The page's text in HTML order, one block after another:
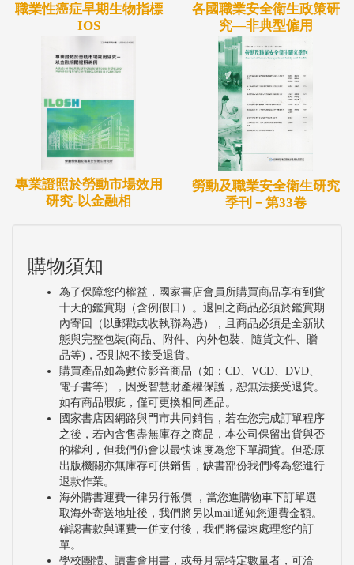
場復健計畫中的「重返工作方案」最有興趣，認為重
返工作計畫能夠讓雇主了解職災勞工傷病恢復的狀
況、預期可以復工的時間、傷病勞工之工作能力可以
勝任何種工作（原工作或需要找尋替代工作）、傷病
勞工可以獲得較好的醫療照護等。這些都是日後若在
台灣推動職場重返工作計畫時說服雇主最好的說詞。
對於職災勞工而言，職場復健計畫能夠在職災勞工與
公司間搭上一座橋樑，讓職災勞工知曉公司對他身體
狀況及復工的關心，並提供職災勞工在復健過程中的
透過本計畫的執行更確認重返工作方案的執行應讓各
個符合資格的復健單位來執行，如此，職災勞工就近
接受治療及復健，而不需要奔波於各家醫院或住家與
醫院間。另，本計畫也建議若日後職災勞工的重建要
擴及到所有合格醫院的話，在審核執行重返工作計畫
的復健單位時，應同時考量該醫院能將醫療復健與職
能復健整合、接受連續性的服務且目標放在重返工
作，如此，讓職災勞工一進入該醫院接受醫療、醫療
復健、職能復健，所有的目標一致，就是重返工作，
以縮短職災勞工從傷病到重返工作的時程。
職業性癌症早期生物指標
IOS
各國職業安全衛生政策研
究—非典型僱用
專業證照於勞動市場效用
研究-以金融相
勞動及職業安全衛生研究
季刊－第33卷
購物須知
為了保障您的權益，國家書店會員所購買商品享有到貨
十天的鑑賞期（含例假日）。退回之商品必須於鑑賞期
內寄回（以郵戳或收執聯為憑），且商品必須是全新狀
態與完整包裝(商品、附件、內外包裝、隨貨文件、贈
品等)，否則恕不接受退貨。
購買產品如為數位影音商品（如：CD、VCD、DVD、
電子書等），因受智慧財產權保護，恕無法接受退貨。
如有商品瑕疵，僅可更換相同產品。
國家書店因網路與門市共同銷售，若在您完成訂單程序
之後，若內含售盡無庫存之商品，本公司保留出貨與否
的權利，但我們仍會以最快速度為您下單調貨。但恐原
出版機關亦無庫存可供銷售，缺書部份我們將為您進行
退款作業。
海外購書運費一律另行報價 ，當您進購物車下訂單選
取海外寄送地址後，我們將另以mail通知您運費金額。
確認書款與運費一併支付後，我們將儘速處理您的訂
單。
學校團體、讀書會用書，或每月需特定數量者，可洽